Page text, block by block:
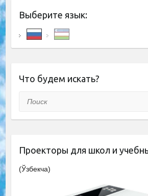
Выберите язык:
Что будем искать?
Поиск
Проекторы для школ и
(Ўзбекча)